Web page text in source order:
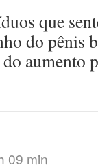
que
do pênis
aumento
09 min